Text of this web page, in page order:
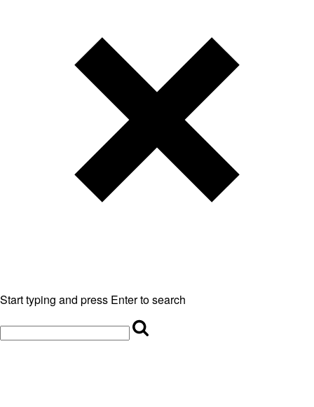
Start typing and press Enter to search